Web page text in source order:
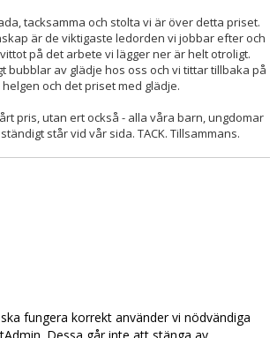
tacksamma och stolta vi är över detta priset.
är de viktigaste ledorden vi jobbar efter och
på det arbete vi lägger ner är helt otroligt.
bubblar av glädje hos oss och vi tittar tillbaka på
helgen och det priset med glädje.
pris, utan ert också - alla våra barn, ungdomar
står vid vår sida. TACK. Tillsammans.
fungera korrekt använder vi nödvändiga